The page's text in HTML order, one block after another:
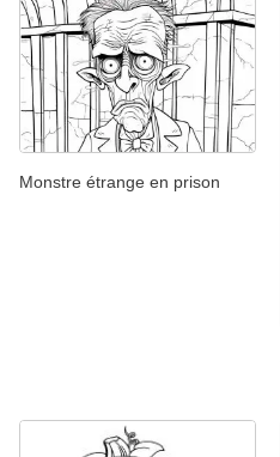
Monstre étrange en prison